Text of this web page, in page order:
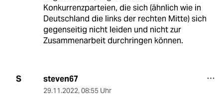
Konkurrenzparteien, die sich (ähnlich wie in
Deutschland die links der rechten Mitte) sich
gegenseitig nicht leiden und nicht zur
Zusammenarbeit durchringen können.
S steven67
29.11.2022, 08:55 Uhr